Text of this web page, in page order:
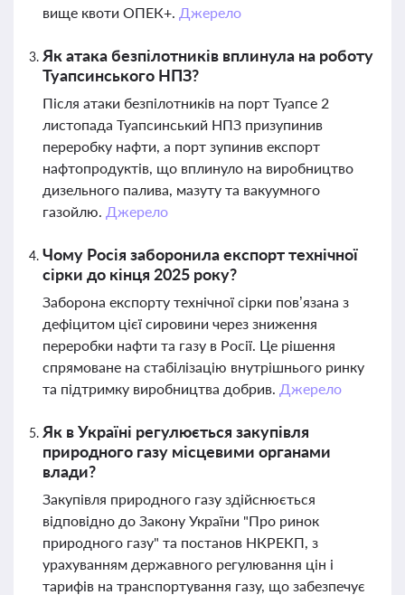
вище квоти ОПЕК+. Джерело
Як атака безпілотників вплинула на роботу
Туапсинського НПЗ?
Після атаки безпілотників на порт Туапсе 2
листопада Туапсинський НПЗ призупинив
переробку нафти, а порт зупинив експорт
нафтопродуктів, що вплинуло на виробництво
дизельного палива, мазуту та вакуумного
газойлю. Джерело
Чому Росія заборонила експорт технічної
сірки до кінця 2025 року?
Заборона експорту технічної сірки пов’язана з
дефіцитом цієї сировини через зниження
переробки нафти та газу в Росії. Це рішення
спрямоване на стабілізацію внутрішнього ринку
та підтримку виробництва добрив. Джерело
Як в Україні регулюється закупівля
природного газу місцевими органами
влади?
Закупівля природного газу здійснюється
відповідно до Закону України "Про ринок
природного газу" та постанов НКРЕКП, з
урахуванням державного регулювання цін і
тарифів на транспортування газу, що забезпечує